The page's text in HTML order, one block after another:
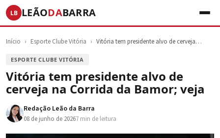
LB LEÃODABARRA
Início › Esporte Clube Vitória › Vitória tem presidente alvo de cerveja…
ESPORTE CLUBE VITÓRIA
Vitória tem presidente alvo de
cerveja na Corrida da Bamor; veja
Redação Leão da Barra
08 de junho de 20267 min de leitura